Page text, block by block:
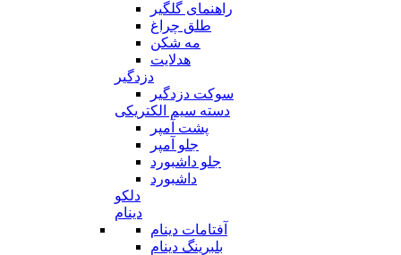
راهنمای گلگیر
طلق چراغ
مه شکن
هدلایت
دزدگیر
سوکت دزدگیر
دسته سیم الکتریکی
پشت آمپر
جلو آمپر
جلو داشبورد
داشبورد
دلکو
دینام
آفتامات دینام
بلبرینگ دینام